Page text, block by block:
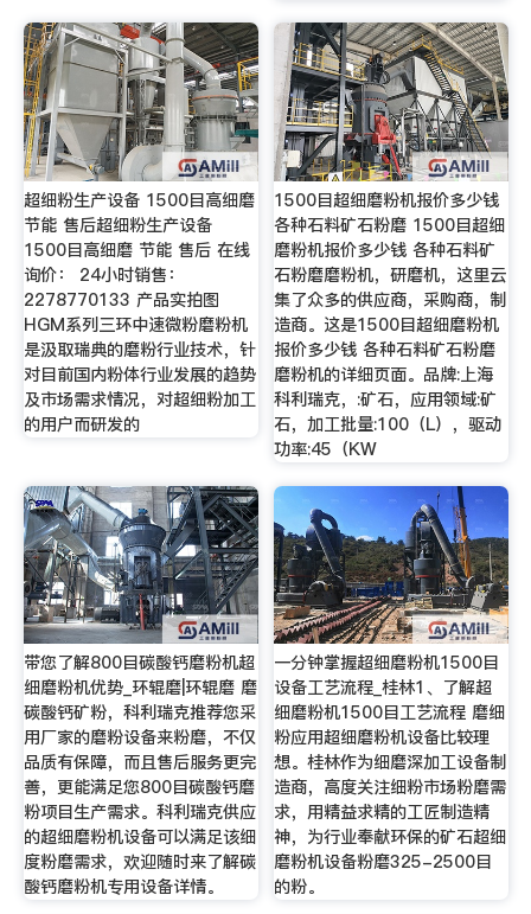
超细粉生产设备 1500目高细磨
节能 售后超细粉生产设备
1500目高细磨 节能 售后 在线
询价： 24小时销售：
2278770133 产品实拍图
HGM系列三环中速微粉磨粉机
是汲取瑞典的磨粉行业技术，针
对目前国内粉体行业发展的趋势
及市场需求情况，对超细粉加工
的用户而研发的
1500目超细磨粉机报价多少钱
各种石料矿石粉磨 1500目超细
磨粉机报价多少钱 各种石料矿
石粉磨磨粉机，研磨机，这里云
集了众多的供应商，采购商，制
造商。这是1500目超细磨粉机
报价多少钱 各种石料矿石粉磨
磨粉机的详细页面。品牌:上海
科利瑞克，:矿石，应用领域:矿
石，加工批量:100（L），驱动
功率:45（KW
带您了解800目碳酸钙磨粉机超
细磨粉机优势_环辊磨|环辊磨 磨
碳酸钙矿粉，科利瑞克推荐您采
用厂家的磨粉设备来粉磨，不仅
品质有保障，而且售后服务更完
善，更能满足您800目碳酸钙磨
粉项目生产需求。科利瑞克供应
的超细磨粉机设备可以满足该细
度粉磨需求，欢迎随时来了解碳
酸钙磨粉机专用设备详情。
一分钟掌握超细磨粉机1500目
设备工艺流程_桂林1、了解超
细磨粉机1500目工艺流程 磨细
粉应用超细磨粉机设备比较理
想。桂林作为细磨深加工设备制
造商，高度关注细粉市场粉磨需
求，用精益求精的工匠制造精
神，为行业奉献环保的矿石超细
磨粉机设备粉磨325-2500目
的粉。